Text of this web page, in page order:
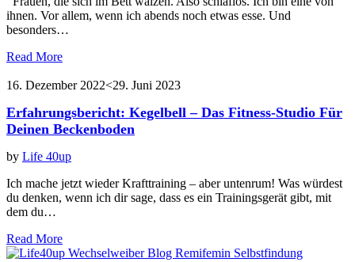
ihnen. Vor allem, wenn ich abends noch etwas esse. Und
besonders…
Read More
16. Dezember 2022<29. Juni 2023
Erfahrungsbericht: Kegelbell – Das Fitness-Studio Für
Deinen Beckenboden
by Life 40up
Ich mache jetzt wieder Krafttraining – aber untenrum! Was würdest
du denken, wenn ich dir sage, dass es ein Trainingsgerät gibt, mit
dem du…
Read More